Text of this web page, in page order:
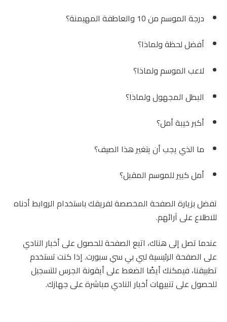
درجة الموسم من 10 والعاطفة المهيمنة؟
أفضل لحظة ولماذا؟
لاعب الموسم ولماذا؟
البطل المجهول ولماذا؟
أكبر خيبة أمل؟
ما الذي يجب أن يتغير هذا الصيف؟
أمل كبير للموسم المقبل؟
تفضل بزيارة الصفحة المخصصة لفريقك باستخدام الروابط أدناه
للاطلاع على آرائهم.
عندما تصل إلى هناك، اتبع الصفحة للحصول على أخبار النادي
على الصفحة الرئيسية لبي بي سي سبورت. إذا كنت تستخدم
تطبيقنا، فيمكنك أيضًا الضغط على أيقونة الجرس للتسجيل
للحصول على تنبيهات أخبار النادي مباشرة على جهازك.